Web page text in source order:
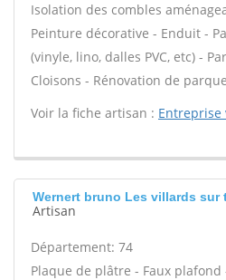
Isolation des combles
Peinture décorative - Enduit -
(vinyle, lino, dalles PVC, etc) -
Cloisons - Rénovation de
Voir la fiche artisan : Entreprise
Wernert bruno Les villards sur
Artisan
Département: 74
Plaque de plâtre - Faux